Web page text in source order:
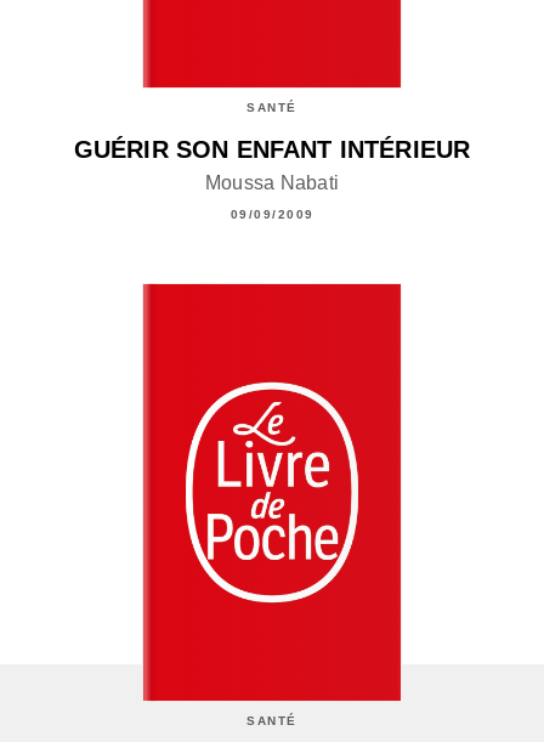
SANTÉ
GUÉRIR SON ENFANT INTÉRIEUR
Moussa Nabati
09/09/2009
SANTÉ